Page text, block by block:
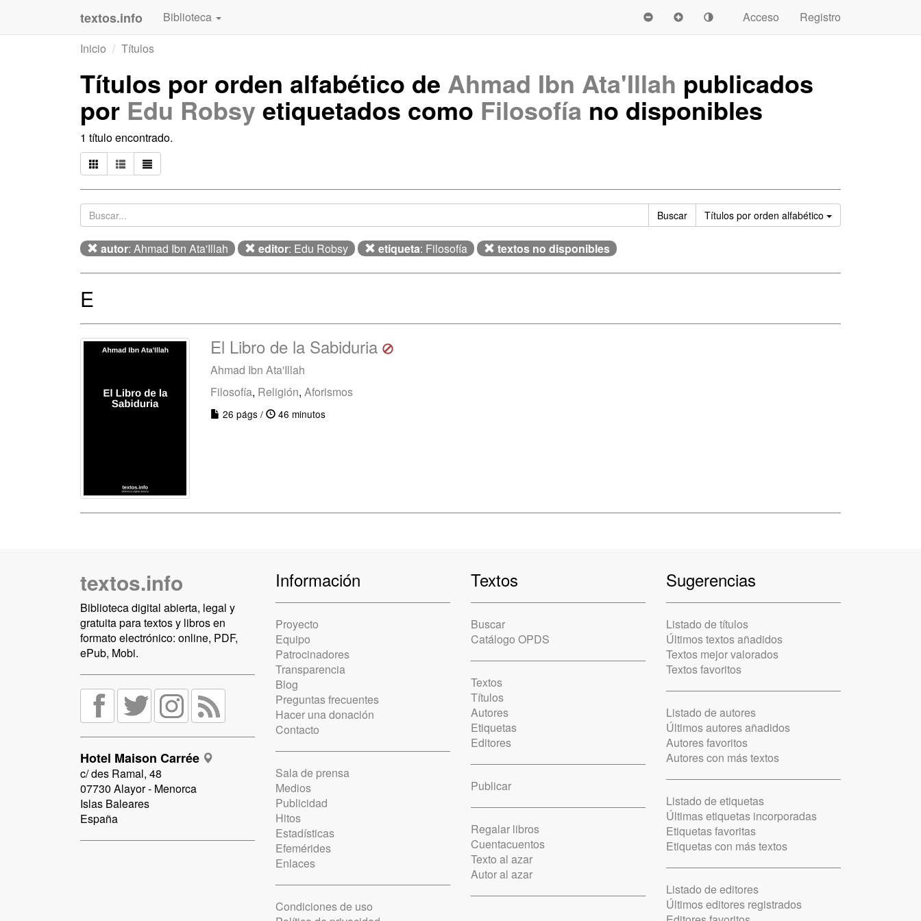
textos.info Biblioteca Acceso
Registro
Inicio
Títulos
Títulos por orden alfabético de Ahmad Ibn Ata'Illah publicados
por Edu Robsy etiquetados como Filosofía no disponibles
1 título encontrado.
Buscar Títulos por orden alfabético Ordenar
autor: Ahmad Ibn Ata'Illah editor: Edu Robsy etiqueta: Filosofía textos no disponibles
E
El Libro de la Sabiduria
Ahmad Ibn Ata'Illah
Filosofía, Religión, Aforismos
26 págs / 46 minutos
textos.info
Biblioteca digital abierta, legal y
gratuita para textos y libros en
formato electrónico: online, PDF,
ePub, Mobi.
Hotel Maison Carrée
c/ des Ramal, 48
07730 Alayor - Menorca
Islas Baleares
España
Información
Proyecto
Equipo
Patrocinadores
Transparencia
Blog
Preguntas frecuentes
Hacer una donación
Contacto
Sala de prensa
Medios
Publicidad
Hitos
Estadísticas
Efemérides
Enlaces
Condiciones de uso
Textos
Buscar
Catálogo OPDS
Textos
Títulos
Autores
Etiquetas
Editores
Publicar
Regalar libros
Cuentacuentos
Texto al azar
Autor al azar
Sugerencias
Listado de títulos
Últimos textos añadidos
Textos mejor valorados
Textos favoritos
Listado de autores
Últimos autores añadidos
Autores favoritos
Autores con más textos
Listado de etiquetas
Últimas etiquetas incorporadas
Etiquetas favoritas
Etiquetas con más textos
Listado de editores
Últimos editores registrados